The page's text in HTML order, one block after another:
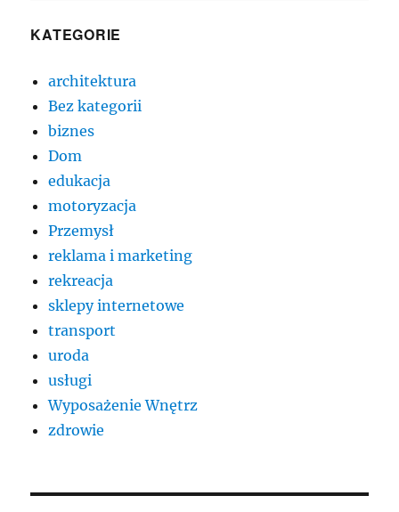
KATEGORIE
architektura
Bez kategorii
biznes
Dom
edukacja
motoryzacja
Przemysł
reklama i marketing
rekreacja
sklepy internetowe
transport
uroda
usługi
Wyposażenie Wnętrz
zdrowie